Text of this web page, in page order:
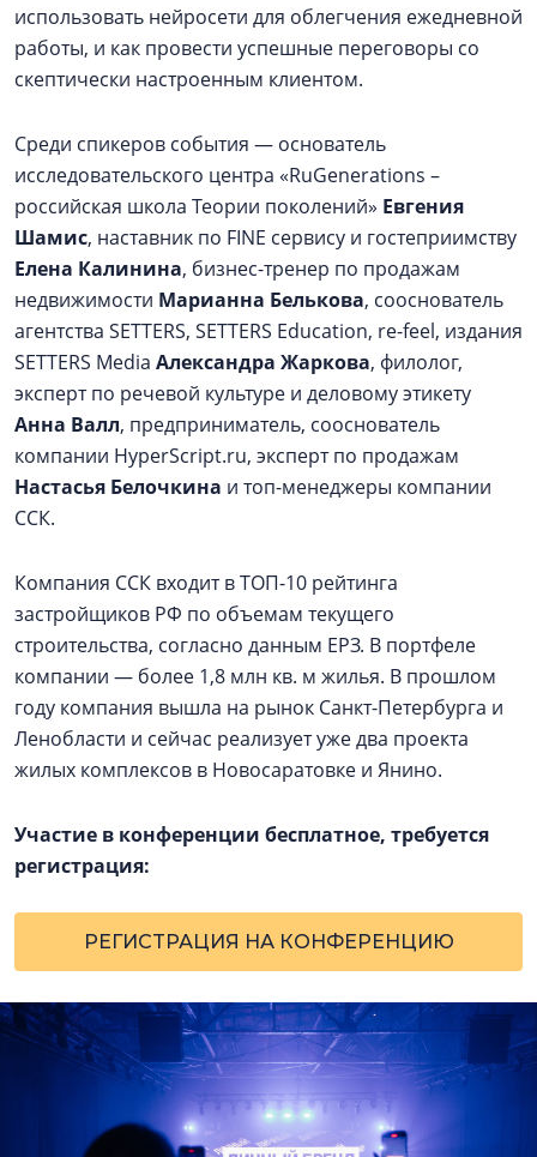
использовать нейросети для облегчения ежедневной
работы, и как провести успешные переговоры со
скептически настроенным клиентом.
Среди спикеров события — основатель
исследовательского центра «RuGenerations –
российская школа Теории поколений» Евгения
Шамис, наставник по FINE сервису и гостеприимству
Елена Калинина, бизнес-тренер по продажам
недвижимости Марианна Белькова, сооснователь
агентства SETTERS, SETTERS Education, re-feel, издания
SETTERS Media Александра Жаркова, филолог,
эксперт по речевой культуре и деловому этикету
Анна Валл, предприниматель, сооснователь
компании HyperScript.ru, эксперт по продажам
Настасья Белочкина и топ-менеджеры компании
ССК.
Компания ССК входит в ТОП-10 рейтинга
застройщиков РФ по объемам текущего
строительства, согласно данным ЕРЗ. В портфеле
компании — более 1,8 млн кв. м жилья. В прошлом
году компания вышла на рынок Санкт-Петербурга и
Ленобласти и сейчас реализует уже два проекта
жилых комплексов в Новосаратовке и Янино.
Участие в конференции бесплатное, требуется
регистрация:
РЕГИСТРАЦИЯ НА КОНФЕРЕНЦИЮ